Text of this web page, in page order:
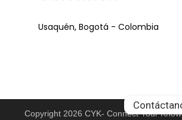
Usaquén, Bogotá - Colombia
Copyright 2026 CYK- Connect Your